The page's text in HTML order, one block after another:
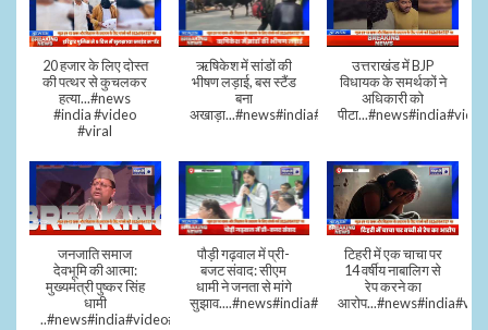
20 हजार के लिए दोस्त
की पत्थर से कुचलकर
हत्या...#news
#india #video
#viral
ऋषिकेश में सांडों की
भीषण लड़ाई, बस स्टैंड
बना
अखाड़ा...#news#india#video#viral
उत्तराखंड में BJP
विधायक के समर्थकों ने
अधिकारी को
जनजाति समाज
देवभूमि की आत्मा:
मुख्यमंत्री पुष्कर सिंह
धामी
..#news#india#video#viral
पौड़ी गढ़वाल में प्री-
बजट संवाद: सीएम
धामी ने जनता से मांगे
सुझाव....#news#india#video#viral
टिहरी में एक चाचा पर
14 वर्षीय नाबालिग से
रेप करने का